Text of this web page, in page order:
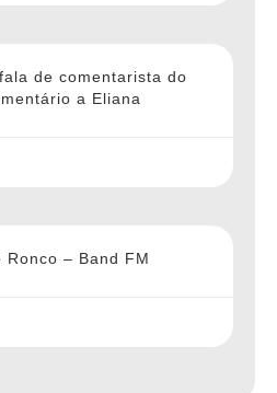
de comentarista do
a Eliana
Ronco – Band FM